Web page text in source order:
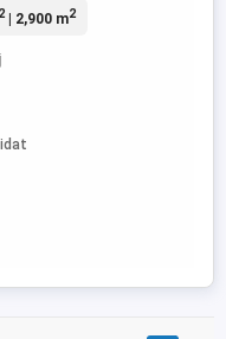
2| 2,900 m2